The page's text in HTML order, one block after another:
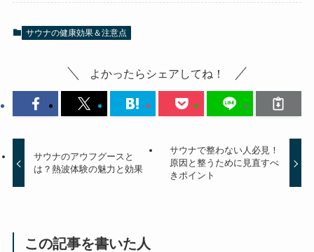
サウナの健康効果＆注意点
よかったらシェアしてね！
サウナのアウフグースと
は？熱波体験の魅力と効果
サウナで整わない人必見！
原因と整うために見直すべ
きポイント
この記事を書いた人